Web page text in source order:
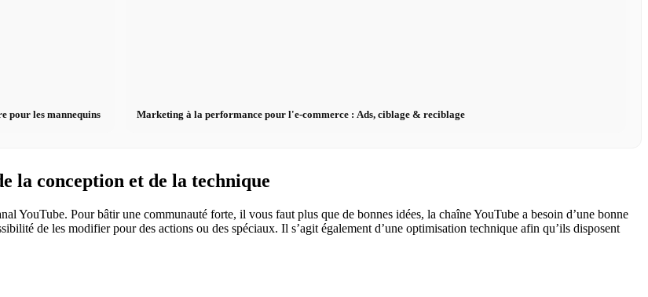
pour les mannequins Marketing à la performance pour l'e-commerce : Ads, ciblage & reciblage
la conception et de la technique
YouTube. Pour bâtir une communauté forte, il vous faut plus que de bonnes idées, la chaîne YouTube a besoin d’une bonne
de les modifier pour des actions ou des spéciaux. Il s’agit également d’une optimisation technique afin qu’ils disposent